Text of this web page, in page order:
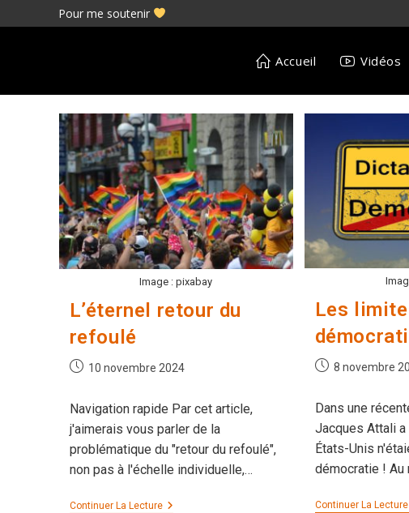
Pour me soutenir
Accueil Vidéos
Image : pixabay
L’éternel retour du
refoulé
Publication
10 novembre 2024
Navigation rapide Par cet article,
j'aimerais vous parler de la
problématique du "retour du refoulé",
non pas à l'échelle individuelle,…
Continuer La LectureL’éternel
Les
Publication
8 novembre
Dans une
Jacques Attali
États-Unis
démocratie ! Au
Continuer La Lecture